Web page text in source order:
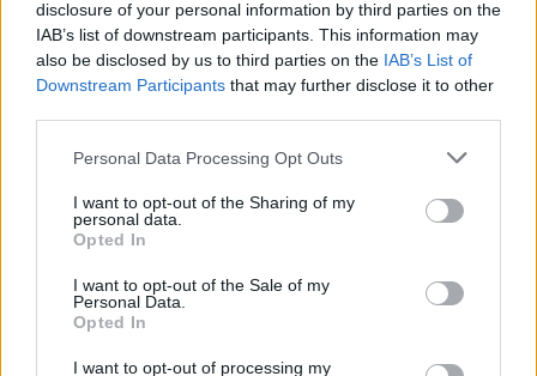
disclosure of your personal information by third parties on the
IAB’s list of downstream participants. This information may
also be disclosed by us to third parties on the IAB’s List of
Downstream Participants that may further disclose it to other
Please note that this website/app uses one or more Google
not limited to your visit or usage behaviour. You may click to
grant or deny consent to Google and its third-party tags to
use your data for below specified purposes in below Google
consent section.
Personal Data Processing Opt Outs
I want to opt-out of the Sharing of my
personal data.
Opted In
I want to opt-out of the Sale of my
Personal Data.
Opted In
I want to opt-out of processing my
Magyarországon is, annak ellenére, hogy alaposan
morzsolódott közönsége. Most viszont mindkét
piacon új blockbuster-jelölt tűnik fel a színen: odaát
az Ocean's 8 - Az évszázad átverése, nálunk pedig a…